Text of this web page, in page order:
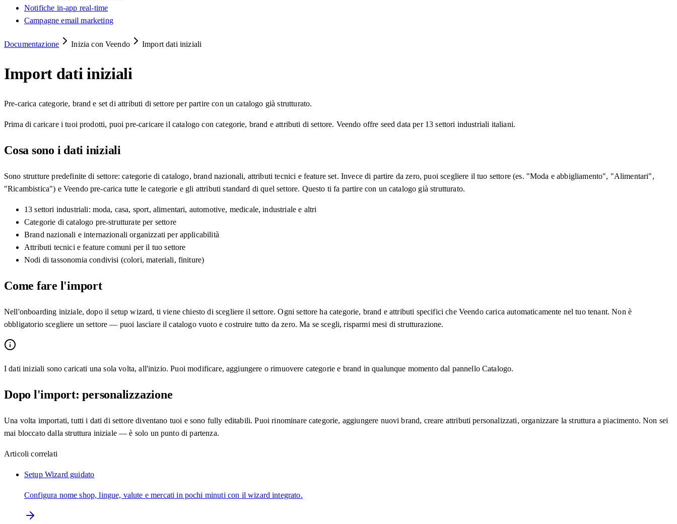
Notifiche in-app real-time
Campagne email marketing
Documentazione Inizia con Veendo Import dati iniziali
Import dati iniziali
Pre-carica categorie, brand e set di attributi di settore per partire con un catalogo già strutturato.
Prima di caricare i tuoi prodotti, puoi pre-caricare il catalogo con categorie, brand e attributi di settore. Veendo offre seed data per 13 settori industriali italiani.
Cosa sono i dati iniziali
Sono strutture predefinite di settore: categorie di catalogo, brand nazionali, attributi tecnici e feature set. Invece di partire da zero, puoi scegliere il tuo settore (es. "Moda e abbigliamento", "Alimentari",
"Ricambistica") e Veendo pre-carica tutte le categorie e gli attributi standard di quel settore. Questo ti fa partire con un catalogo già strutturato.
13 settori industriali: moda, casa, sport, alimentari, automotive, medicale, industriale e altri
Categorie di catalogo pre-strutturate per settore
Brand nazionali e internazionali organizzati per applicabilità
Attributi tecnici e feature comuni per il tuo settore
Nodi di tassonomia condivisi (colori, materiali, finiture)
Come fare l'import
Nell'onboarding iniziale, dopo il setup wizard, ti viene chiesto di scegliere il settore. Ogni settore ha categorie, brand e attributi specifici che Veendo carica automaticamente nel tuo tenant. Non è
obbligatorio scegliere un settore — puoi lasciare il catalogo vuoto e costruire tutto da zero. Ma se scegli, risparmi mesi di strutturazione.
I dati iniziali sono caricati una sola volta, all'inizio. Puoi modificare, aggiungere o rimuovere categorie e brand in qualunque momento dal pannello Catalogo.
Dopo l'import: personalizzazione
Una volta importati, tutti i dati di settore diventano tuoi e sono fully editabili. Puoi rinominare categorie, aggiungere nuovi brand, creare attributi personalizzati, organizzare la struttura a piacimento. Non sei
mai bloccato dalla struttura iniziale — è solo un punto di partenza.
Articoli correlati
Setup Wizard guidato
Configura nome shop, lingue, valute e mercati in pochi minuti con il wizard integrato.